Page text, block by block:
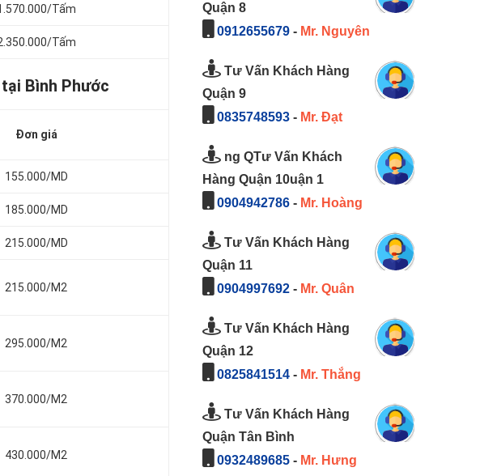
Tấm
Tấm
Bình Phước
Đơn giá
155.000/MD
185.000/MD
215.000/MD
215.000/M2
295.000/M2
370.000/M2
430.000/M2
Quận 8
0912655679- Mr. Nguyên
Tư Vấn Khách Hàng
Quận 9
0835748593- Mr. Đạt
ng QTư Vấn Khách
Hàng Quận 10uận 1
0904942786- Mr. Hoàng
Tư Vấn Khách Hàng
Quận 11
0904997692- Mr. Quân
Tư Vấn Khách Hàng
Quận 12
0825841514- Mr. Thắng
Tư Vấn Khách Hàng
Quận Tân Bình
0932489685- Mr. Hưng